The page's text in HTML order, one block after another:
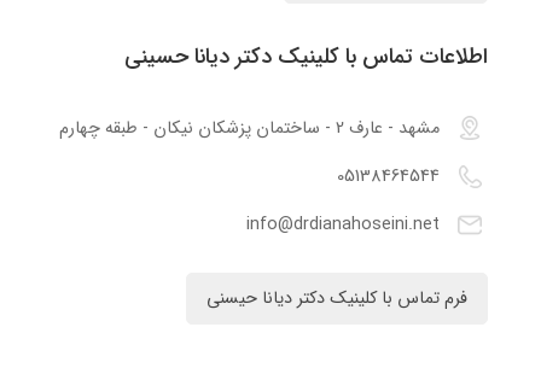
اطلاعات تماس با کلینیک دکتر دیانا حسینی
مشهد - عارف 2 - ساختمان پزشکان نیکان - طبقه چهارم
05138464544
info@drdianahoseini.net
فرم تماس با کلینیک دکتر دیانا حیسنی